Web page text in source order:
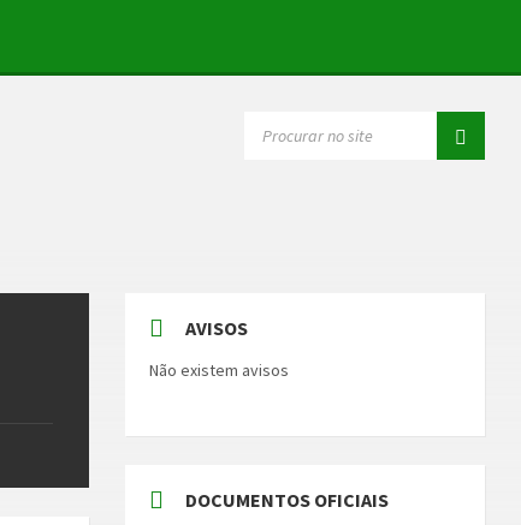
AVISOS
Não existem avisos
DOCUMENTOS OFICIAIS